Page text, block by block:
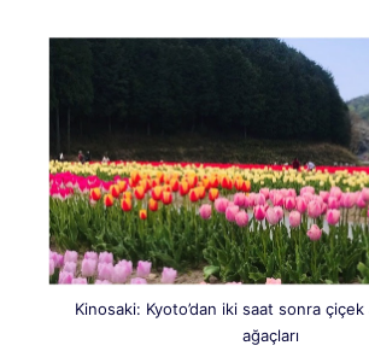
Kinosaki: Kyoto’dan iki saat sonra
ağaçları